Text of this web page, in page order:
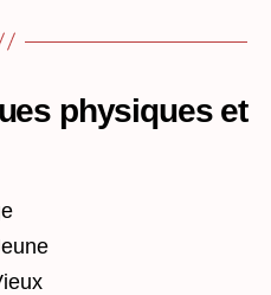
physiques et